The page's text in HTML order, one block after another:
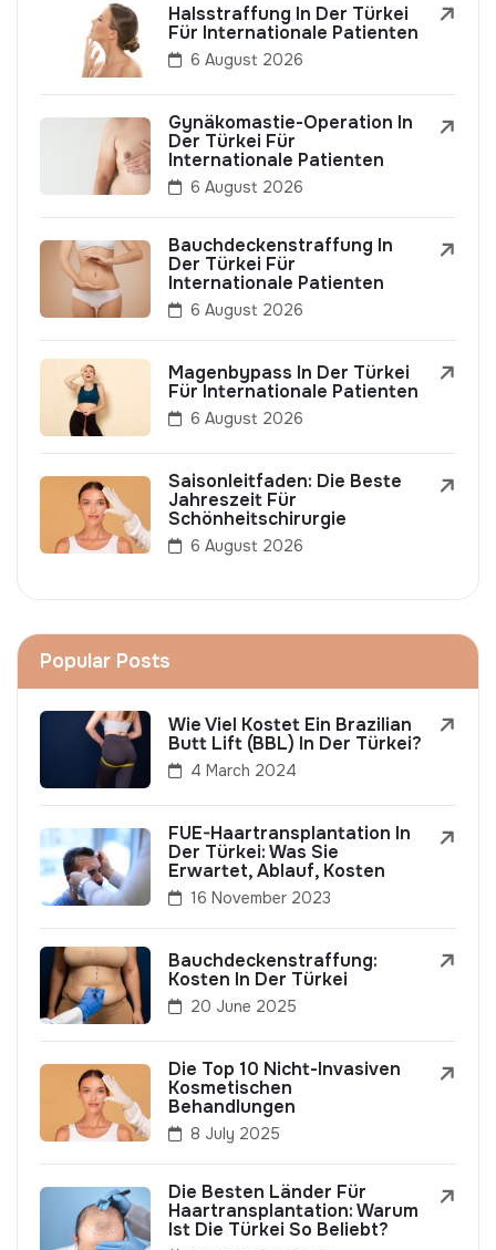
Halsstraffung In Der Türkei
Für Internationale Patienten
6 August 2026
Gynäkomastie-Operation In
Der Türkei Für
Internationale Patienten
6 August 2026
Bauchdeckenstraffung In
Der Türkei Für
Internationale Patienten
6 August 2026
Magenbypass In Der Türkei
Für Internationale Patienten
6 August 2026
Saisonleitfaden: Die Beste
Jahreszeit Für
Schönheitschirurgie
6 August 2026
Popular Posts
Wie Viel Kostet Ein Brazilian
Butt Lift (BBL) In Der Türkei?
4 March 2024
FUE-Haartransplantation In
Der Türkei: Was Sie
Erwartet, Ablauf, Kosten
16 November 2023
Bauchdeckenstraffung:
Kosten In Der Türkei
20 June 2025
Die Top 10 Nicht-Invasiven
Kosmetischen
Behandlungen
8 July 2025
Die Besten Länder Für
Haartransplantation: Warum
Ist Die Türkei So Beliebt?